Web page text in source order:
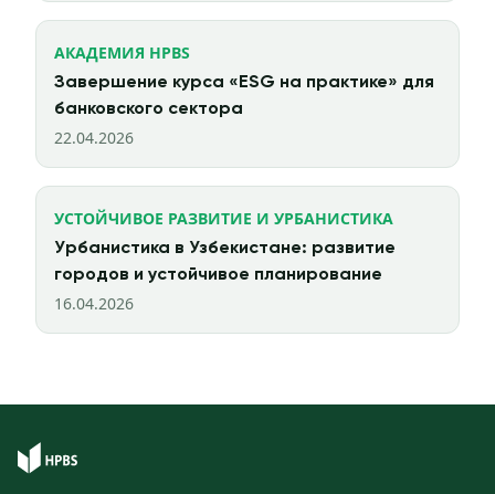
АКАДЕМИЯ HPBS
Завершение курса «ESG на практике» для
банковского сектора
22.04.2026
УСТОЙЧИВОЕ РАЗВИТИЕ И УРБАНИСТИКА
Урбанистика в Узбекистане: развитие
городов и устойчивое планирование
16.04.2026